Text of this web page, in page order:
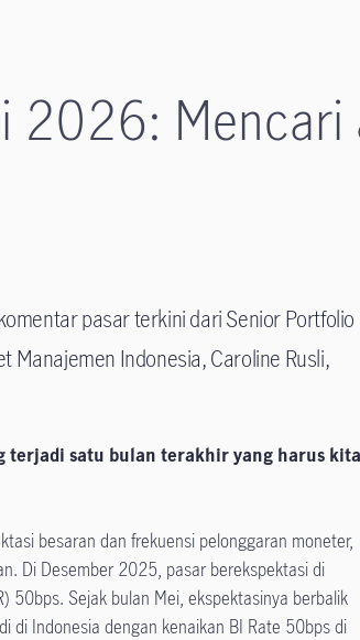
2026: Mencari
pasar terkini dari Senior Portfolio
Manajemen Indonesia, Caroline Rusli,
terjadi satu bulan terakhir yang harus
besaran dan frekuensi pelonggaran moneter,
Di Desember 2025, pasar berekspektasi di
50bps. Sejak bulan Mei, ekspektasinya berbalik
di Indonesia dengan kenaikan BI Rate 50bps di